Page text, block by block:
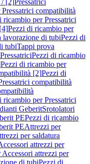
/ [2]Pressatrici
compatibilità
ricambio per Pressatrici
Pezzi di ricambio per
lavorazione di tubiPezzi di
tubiTappi prova
PressatriciPezzi di ricambio
Pezzi di ricambio per
[2]Pezzi di
compatibilità
ricambio per Pressatrici
GeberitSrotolatori
PEPezzi di ricambio
PEAttrezzi per
per saldatura
attrezzi per
attrezzi per
di tubiPezzi di